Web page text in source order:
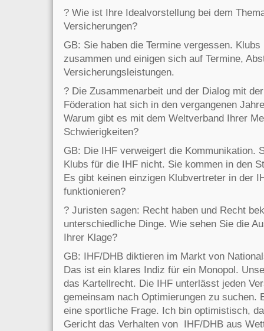
? Wie ist Ihre Idealvorstellung bei dem
Versicherungen?
GB: Sie haben die Termine vergessen.
zusammen und einigen sich auf Termine,
Versicherungsleistungen.
? Die Zusammenarbeit und der Dialog mit
Föderation hat sich in den vergangenen
Warum gibt es mit dem Weltverband Ihrer
Schwierigkeiten?
GB: Die IHF verweigert die Kommunikation.
Klubs für die IHF nicht. Sie kommen in den
Es gibt keinen einzigen Klubvertreter in der
funktionieren?
? Juristen sagen: Recht haben und Recht
unterschiedliche Dinge. Wie sehen Sie die
Ihrer Klage?
GB: IHF/DHB diktieren im Markt von
Das ist ein klares Indiz für ein Monopol.
das Kartellrecht. Die IHF unterlässt jeden
gemeinsam nach Optimierungen zu suchen.
eine sportliche Frage. Ich bin optimistisch,
Gericht das Verhalten von IHF/DHB aus